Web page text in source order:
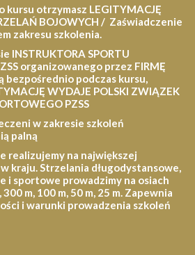
kursu otrzymasz LEGITYMACJĘ
BOJOWYCH / Zaświadczenie
zakresu szkolenia.
INSTRUKTORA SPORTU
organizowanego przez FIRMĘ
bezpośrednio podczas kursu,
WYDAJE POLSKI ZWIĄZEK
PZSS
w zakresie szkoleń
palną
realizujemy na największej
kraju. Strzelania długodystansowe,
i sportowe prowadzimy na osiach
m, 100 m, 50 m, 25 m. Zapewnia
i warunki prowadzenia szkoleń